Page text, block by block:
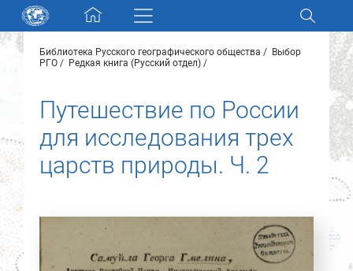
Skip navigation
Разделы и коллекции
Электронный каталог
Новости
О нас
Контакты
Библиотека Русского географического общества
Выбор
РГО
Редкая книга (Русский отдел)
Путешествие по России
для исследования трех
царств природы. Ч. 2